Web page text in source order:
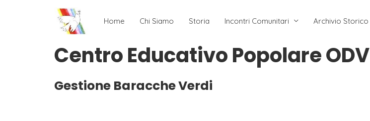
Home Chi Siamo Storia Incontri Comunitari Archivio Storico
Centro Educativo Popolare ODV
Gestione Baracche Verdi